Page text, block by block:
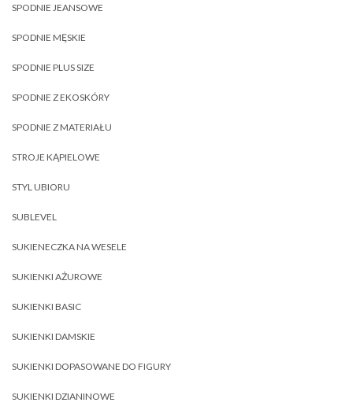
SPODNIE JEANSOWE
SPODNIE MĘSKIE
SPODNIE PLUS SIZE
SPODNIE Z EKOSKÓRY
SPODNIE Z MATERIAŁU
STROJE KĄPIELOWE
STYL UBIORU
SUBLEVEL
SUKIENECZKA NA WESELE
SUKIENKI AŻUROWE
SUKIENKI BASIC
SUKIENKI DAMSKIE
SUKIENKI DOPASOWANE DO FIGURY
SUKIENKI DZIANINOWE